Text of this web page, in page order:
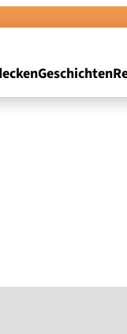
Geschichten